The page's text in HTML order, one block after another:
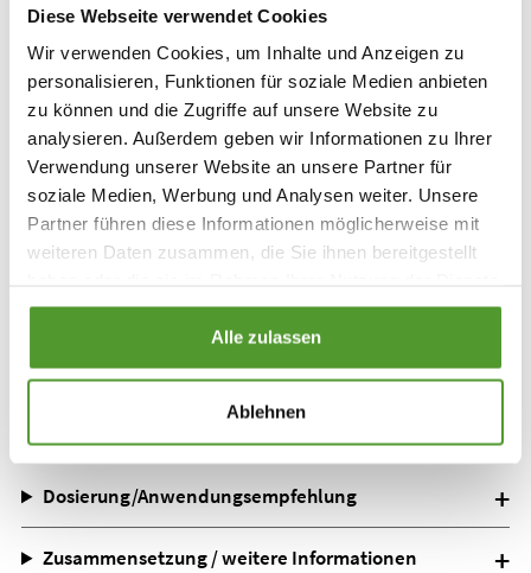
Diese Webseite verwendet Cookies
Wir verwenden Cookies, um Inhalte und Anzeigen zu
personalisieren, Funktionen für soziale Medien anbieten
zu können und die Zugriffe auf unsere Website zu
analysieren. Außerdem geben wir Informationen zu Ihrer
Verwendung unserer Website an unsere Partner für
soziale Medien, Werbung und Analysen weiter. Unsere
Partner führen diese Informationen möglicherweise mit
weiteren Daten zusammen, die Sie ihnen bereitgestellt
gesammelt haben.
Alle zulassen
Ablehnen
Produktinformationen
Dosierung/Anwendungsempfehlung
Zusammensetzung / weitere Informationen
hinaus auch in Kombination mit einer
schulmedizinischen Behandlung im Rahmen der
integrativen Medizin eingesetzt.
Im Pflüger-Sortiment finden Sie mehr als 130
homöopathische Komplexmittel, von denen über 90
% ein zugelassenes Anwendungsgebiet tragen. Unser
Produktfinder erleichtert Ihnen die Suche nach dem